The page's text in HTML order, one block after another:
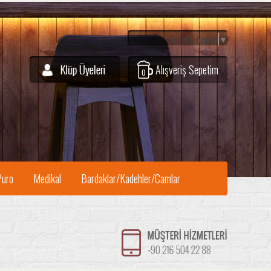
Alışveriş Sepetim
0
Select Language ▼
Medikal Bardaklar/Kadehler/Camlar